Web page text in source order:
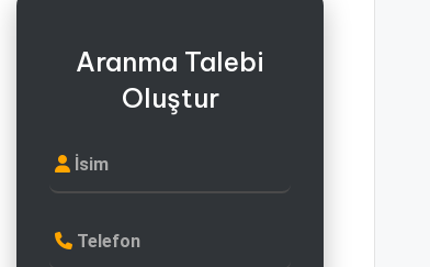
Aranma Talebi
Oluştur
İsim
Telefon